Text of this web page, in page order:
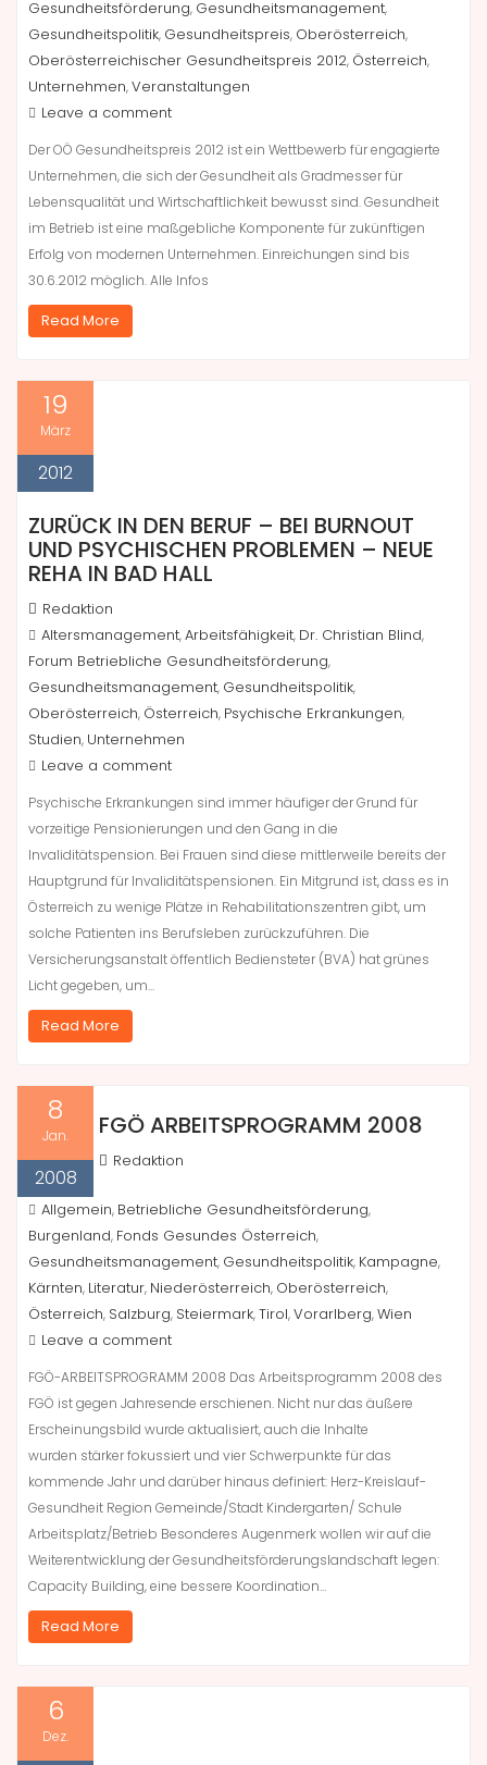
Gesundheitsförderung, Gesundheitsmanagement,
Gesundheitspolitik, Gesundheitspreis, Oberösterreich,
Oberösterreichischer Gesundheitspreis 2012, Österreich,
Unternehmen,Veranstaltungen
Leave a comment
Der OÖ Gesundheitspreis 2012 ist ein Wettbewerb für engagierte
Unternehmen, die sich der Gesundheit als Gradmesser für
Lebensqualität und Wirtschaftlichkeit bewusst sind. Gesundheit
im Betrieb ist eine maßgebliche Komponente für zukünftigen
Erfolg von modernen Unternehmen. Einreichungen sind bis
30.6.2012 möglich. Alle Infos
Read More
19
März
2012
ZURÜCK IN DEN BERUF – BEI BURNOUT
UND PSYCHISCHEN PROBLEMEN – NEUE
REHA IN BAD HALL
Redaktion
Altersmanagement,Arbeitsfähigkeit, Dr. Christian Blind,
Forum Betriebliche Gesundheitsförderung,
Gesundheitsmanagement, Gesundheitspolitik,
Oberösterreich, Österreich, Psychische Erkrankungen,
Studien, Unternehmen
Leave a comment
Psychische Erkrankungen sind immer häufiger der Grund für
vorzeitige Pensionierungen und den Gang in die
Invaliditätspension. Bei Frauen sind diese mittlerweile bereits der
Hauptgrund für Invaliditätspensionen. Ein Mitgrund ist, dass es in
Österreich zu wenige Plätze in Rehabilitationszentren gibt, um
solche Patienten ins Berufsleben zurückzuführen. Die
Versicherungsanstalt öffentlich Bediensteter (BVA) hat grünes
Licht gegeben, um…
Read More
8
Jan.
2008
FGÖ ARBEITSPROGRAMM 2008
Redaktion
Allgemein, Betriebliche Gesundheitsförderung,
Burgenland, Fonds Gesundes Österreich,
Gesundheitsmanagement, Gesundheitspolitik, Kampagne,
Kärnten, Literatur, Niederösterreich, Oberösterreich,
Österreich, Salzburg, Steiermark,Tirol,Vorarlberg,Wien
Leave a comment
FGÖ-ARBEITSPROGRAMM 2008 Das Arbeitsprogramm 2008 des
FGÖ ist gegen Jahresende erschienen. Nicht nur das äußere
Erscheinungsbild wurde aktualisiert, auch die Inhalte
wurden stärker fokussiert und vier Schwerpunkte für das
kommende Jahr und darüber hinaus definiert: Herz-Kreislauf-
Gesundheit Region Gemeinde/Stadt Kindergarten/ Schule
Arbeitsplatz/Betrieb Besonderes Augenmerk wollen wir auf die
Weiterentwicklung der Gesundheitsförderungslandschaft legen:
Capacity Building, eine bessere Koordination…
Read More
6
Dez.